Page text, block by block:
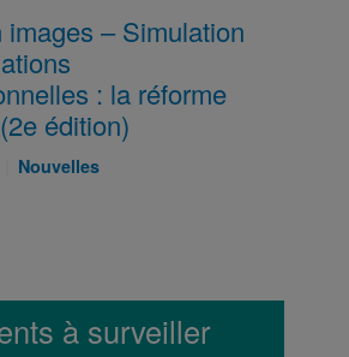
images – Simulation
: la réforme
édition)
Catégories
Nouvelles
à surveiller